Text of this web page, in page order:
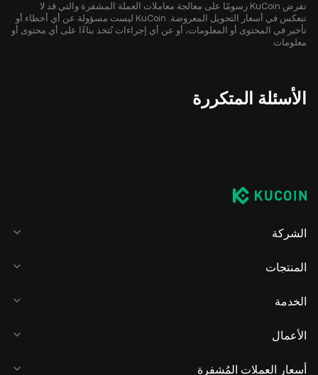
تفرض KuCoin رسومًا على معالجة معاملات العملة المشفرة والتي قد لا
تنعكس في أسعار التحويل المعروضة. KuCoin ليست مسؤولة عن أي أخطاء أو
تأخير في المحتوى أو المعلومات، أو عن أي إجراءات تُتخذ بناءًا على أي محتوى أو
معلومات.
الأسئلة المتكررة
الشركة
المنتجات
الخدمة
الأعمال
أسعار العملات المُشفرة